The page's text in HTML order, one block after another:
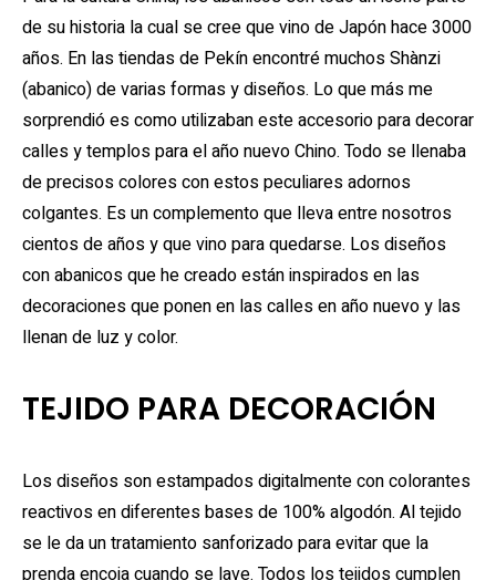
de su historia la cual se cree que vino de Japón hace 3000
años. En las tiendas de Pekín encontré muchos Shànzi
(abanico) de varias formas y diseños. Lo que más me
sorprendió es como utilizaban este accesorio para decorar
calles y templos para el año nuevo Chino. Todo se llenaba
de precisos colores con estos peculiares adornos
colgantes. Es un complemento que lleva entre nosotros
cientos de años y que vino para quedarse. Los diseños
con abanicos que he creado están inspirados en las
decoraciones que ponen en las calles en año nuevo y las
llenan de luz y color.
TEJIDO PARA DECORACIÓN
Los diseños son estampados digitalmente con colorantes
reactivos en diferentes bases de 100% algodón. Al tejido
se le da un tratamiento sanforizado para evitar que la
prenda encoja cuando se lave. Todos los tejidos cumplen